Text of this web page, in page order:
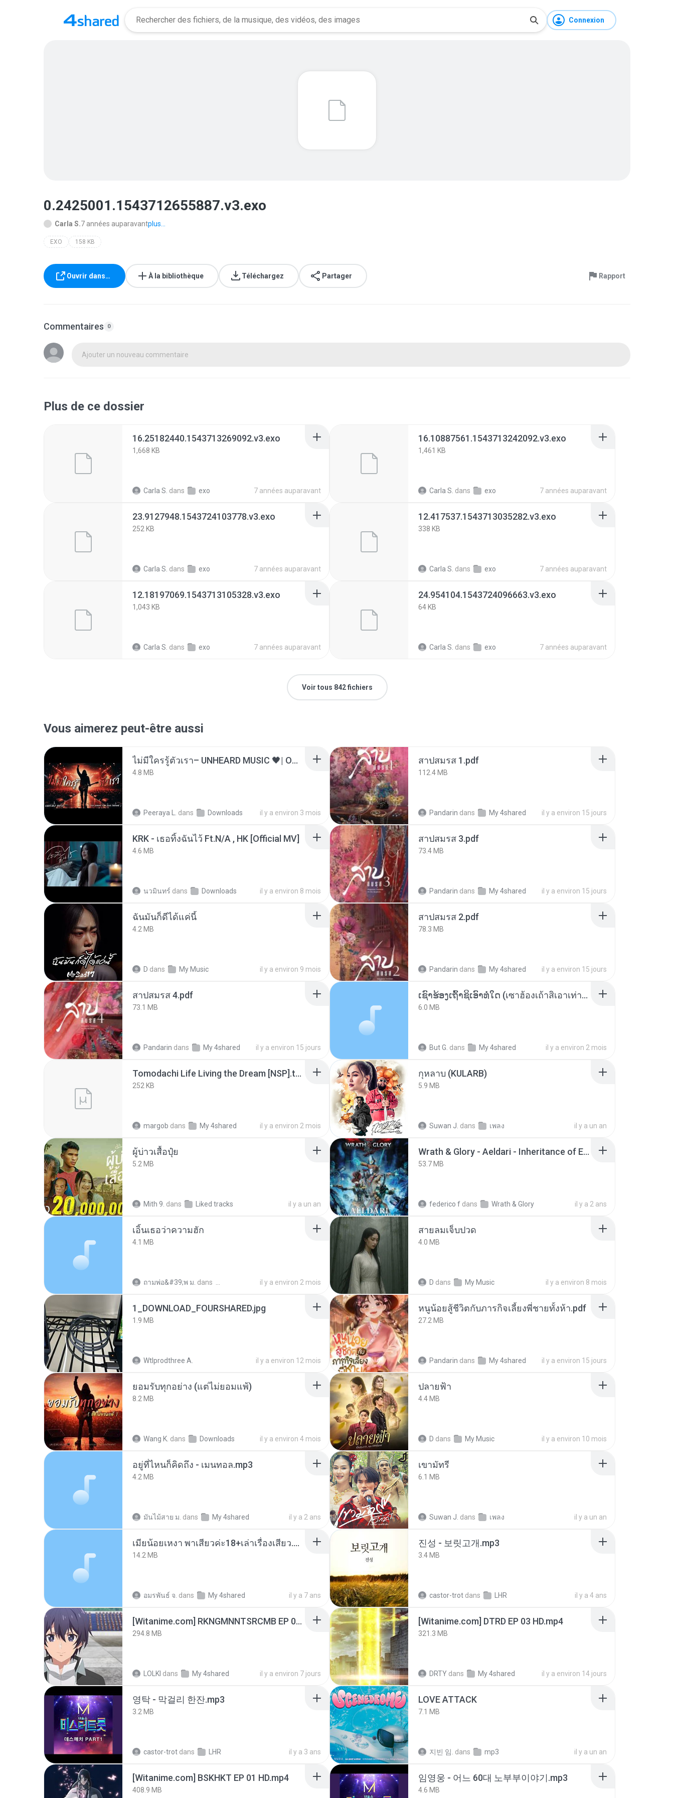
Connexion
0.2425001.1543712655887.v3.exo
Carla S.7 années auparavantplus...
EXO 158 KB
Ouvrir dans… À la bibliothèque Téléchargez Partager Rapport
Commentaires 0
Ajouter un nouveau commentaire
Plus de ce dossier
16.25182440.1543713269092.v3.exo
1,668 KB
Carla S. dans exo 7 années auparavant
16.10887561.1543713242092.v3.exo
1,461 KB
Carla S. dans exo 7 années auparavant
23.9127948.1543724103778.v3.exo
252 KB
Carla S. dans exo 7 années auparavant
12.417537.1543713035282.v3.exo
338 KB
Carla S. dans exo 7 années auparavant
12.18197069.1543713105328.v3.exo
1,043 KB
Carla S. dans exo 7 années auparavant
24.954104.1543724096663.v3.exo
64 KB
Carla S. dans exo 7 années auparavant
Voir tous 842 fichiers
Vous aimerez peut-être aussi
ไม่มีใครรู้ตัวเรา– UNHEARD MUSIC 🖤| Official Lyric Video | เพลงสู้ชีวิต
4.8 MB
Peeraya L. dans Downloads il y a environ 3 mois
สาปสมรส 1.pdf
112.4 MB
Pandarin dans My 4shared il y a environ 15 jours
KRK - เธอทิ้งฉันไว้ Ft.N/A , HK [Official MV]
4.6 MB
นวมินทร์ dans Downloads il y a environ 8 mois
สาปสมรส 3.pdf
73.4 MB
Pandarin dans My 4shared il y a environ 15 jours
ฉันมันก็ดีได้แค่นี้
4.2 MB
D dans My Music il y a environ 9 mois
สาปสมรส 2.pdf
78.3 MB
Pandarin dans My 4shared il y a environ 15 jours
สาปสมรส 4.pdf
73.1 MB
Pandarin dans My 4shared il y a environ 15 jours
ເຊົາຮ້ອງເຖົ້າຊິເອົາທໍ່ໃດ (เซาฮ้องเถ้าสิเอาเท่าใด) ບຸນເກີດ ຫນູຫ່ວງ ft. ໂສພາ ຈຸນທະລາ
6.0 MB
But G. dans My 4shared il y a environ 2 mois
Tomodachi Life Living the Dream [NSP].torrent
252 KB
margob dans My 4shared il y a environ 2 mois
กุหลาบ (KULARB)
5.9 MB
Suwan J. dans เพลง il y a un an
ผู้บ่าวเสื้อปุ๋ย
5.2 MB
Mith 9. dans Liked tracks il y a un an
Wrath & Glory - Aeldari - Inheritance of Embers.pdf
53.7 MB
federico f dans Wrath & Glory il y a 2 ans
เอิ้นเธอว่าความฮัก
4.1 MB
ถามพ่อ&#39;พ ม. dans il y a environ 2 mois
สายลมเจ็บปวด
4.0 MB
D dans My Music il y a environ 8 mois
1_DOWNLOAD_FOURSHARED.jpg
1.9 MB
Wtlprodthree A. il y a environ 12 mois
หนูน้อยสู้ชีวิตกับภารกิจเลี้ยงพี่ชายทั้งห้า.pdf
27.2 MB
Pandarin dans My 4shared il y a environ 15 jours
ยอมรับทุกอย่าง (แต่ไม่ยอมแพ้)
8.2 MB
Wang K. dans Downloads il y a environ 4 mois
ปลายฟ้า
4.4 MB
D dans My Music il y a environ 10 mois
อยู่ที่ไหนก็คิดถึง - เมนทอล.mp3
4.2 MB
มันไม้สาย ม. dans My 4shared il y a 2 ans
เขามัทรี
6.1 MB
Suwan J. dans เพลง il y a un an
เมียน้อยเหงา พาเสียวค่ะ18+เล่าเรื่องเสียว.mp3
14.2 MB
อมรพันธ์ จ. dans My 4shared il y a 7 ans
진성 - 보릿고개.mp3
3.4 MB
castor-trot dans LHR il y a 4 ans
[Witanime.com] RKNGMNNTSRCMB EP 06 HD.mp4
294.8 MB
LOLKI dans My 4shared il y a environ 7 jours
[Witanime.com] DTRD EP 03 HD.mp4
321.3 MB
DRTY dans My 4shared il y a environ 14 jours
영탁 - 막걸리 한잔.mp3
3.2 MB
castor-trot dans LHR il y a 3 ans
LOVE ATTACK
7.1 MB
지빈 임. dans mp3 il y a un an
[Witanime.com] BSKHKT EP 01 HD.mp4
408.9 MB
임영웅 - 어느 60대 노부부이야기.mp3
4.6 MB